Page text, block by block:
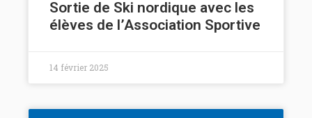
Sortie de Ski nordique avec les
élèves de l’Association Sportive
14 février 2025